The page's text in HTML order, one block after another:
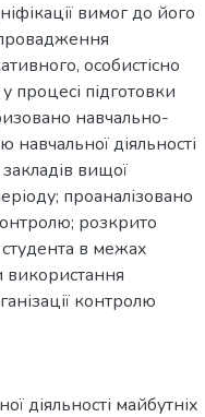
вимог до його
особистісно
процесі підготовки
навчально-
діяльності
вищої
проаналізовано
розкрито
студента в межах
використання
контролю
діяльності майбутніх